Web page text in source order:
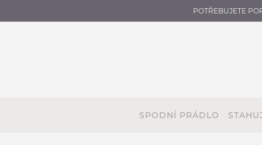
POTŘEBUJETE
SPODNÍ PRÁDLO